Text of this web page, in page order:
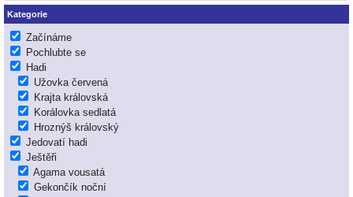
Kategorie
Začínáme
Pochlubte se
Hadi
Užovka červená
Krajta královská
Korálovka sedlatá
Hroznýš královský
Jedovatí hadi
Ještěři
Agama vousatá
Gekončík noční